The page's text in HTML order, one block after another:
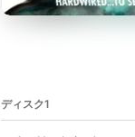
ディスク1